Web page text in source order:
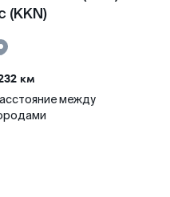
(KKN)
км
между